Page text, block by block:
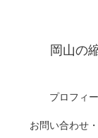
岡山の
プロフィ
お問い合わせ